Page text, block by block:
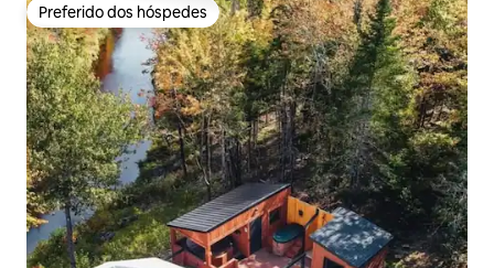
Preferido dos hóspedes
Preferido dos hóspedes